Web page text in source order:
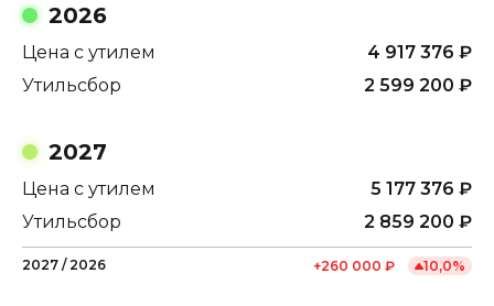
2026
Цена с утилем 4 917 376 ₽
Утильсбор
2 599 200 ₽
2027
Цена с утилем 5 177 376 ₽
Утильсбор
2 859 200 ₽
2027 / 2026 +260 000 ₽ 10,0%